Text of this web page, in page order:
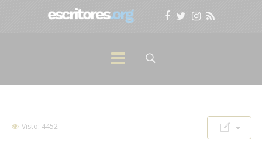
Visto: 4452